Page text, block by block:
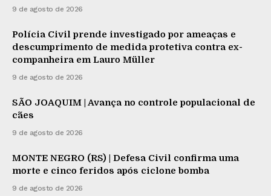
9 de agosto de 2026
Polícia Civil prende investigado por ameaças e
descumprimento de medida protetiva contra ex-
companheira em Lauro Müller
9 de agosto de 2026
SÃO JOAQUIM | Avança no controle populacional de
cães
9 de agosto de 2026
MONTE NEGRO (RS) | Defesa Civil confirma uma
morte e cinco feridos após ciclone bomba
9 de agosto de 2026